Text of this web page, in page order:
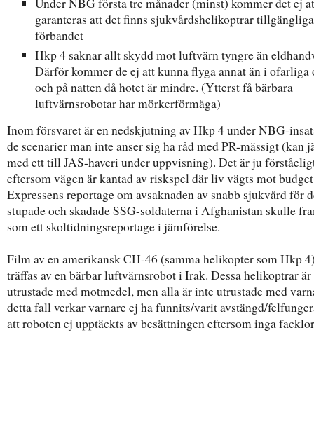
garanteras att det finns sjukvårdshelikoptrar
förbandet
Hkp 4 saknar allt skydd mot luftvärn tyngre än
Därför kommer de ej att kunna flyga annat än i ofarliga
och på natten då hotet är mindre. (Ytterst få bärbara
luftvärnsrobotar har mörkerförmåga)
Inom försvaret är en nedskjutning av Hkp 4 under NBG-
de scenarier man inte anser sig ha råd med PR-mässigt (kan
med ett till JAS-haveri under uppvisning). Det är ju
eftersom vägen är kantad av riskspel där liv vägts mot
Expressens reportage om avsaknaden av snabb sjukvård för
stupade och skadade SSG-soldaterna i Afghanistan skulle
som ett skoltidningsreportage i jämförelse.
Film av en amerikansk CH-46 (samma helikopter som Hkp
träffas av en bärbar luftvärnsrobot i Irak. Dessa helikoptrar är
utrustade med motmedel, men alla är inte utrustade med
detta fall verkar varnare ej ha funnits/varit avstängd/
att roboten ej upptäckts av besättningen eftersom inga